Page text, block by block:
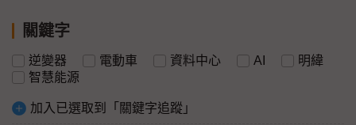
關鍵字
逆變器 電動車 資料中心 AI
明緯
智慧能源
加入已選取到「關鍵字追蹤」